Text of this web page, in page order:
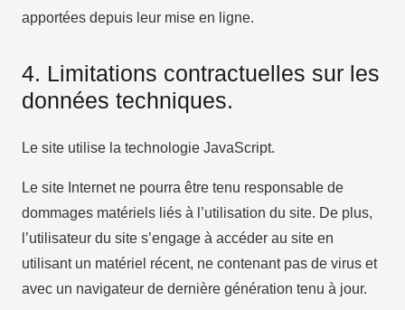
apportées depuis leur mise en ligne.
4. Limitations contractuelles sur les
données techniques.
Le site utilise la technologie JavaScript.
Le site Internet ne pourra être tenu responsable de
dommages matériels liés à l’utilisation du site. De plus,
l’utilisateur du site s’engage à accéder au site en
utilisant un matériel récent, ne contenant pas de virus et
avec un navigateur de dernière génération tenu à jour.